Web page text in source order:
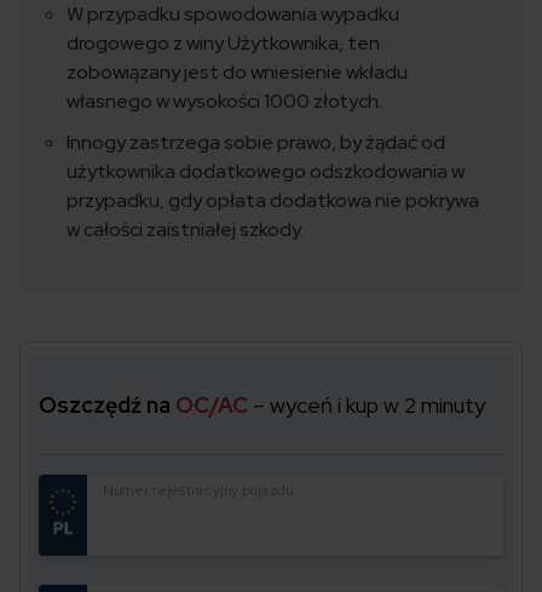
W przypadku spowodowania wypadku
drogowego z winy Użytkownika, ten
zobowiązany jest do wniesienie wkładu
własnego w wysokości 1000 złotych.
Innogy zastrzega sobie prawo, by żądać od
użytkownika dodatkowego odszkodowania w
przypadku, gdy opłata dodatkowa nie pokrywa
w całości zaistniałej szkody.
Oszczędź na OC/AC – wyceń i kup w 2 minuty
Numer rejestracyjny pojazdu